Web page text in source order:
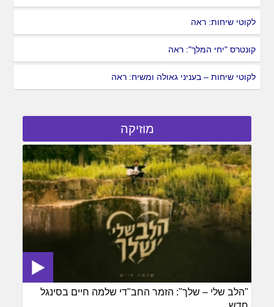
לקוטי שיחות: ראה
קונטרס "יחי המלך": ראה
לקוטי שיחות – בעניני גאולה ומשיח: ראה
מוזיקה
"הלב שלי – שלך": הזמר החב"די שלמה חיים בסינגל